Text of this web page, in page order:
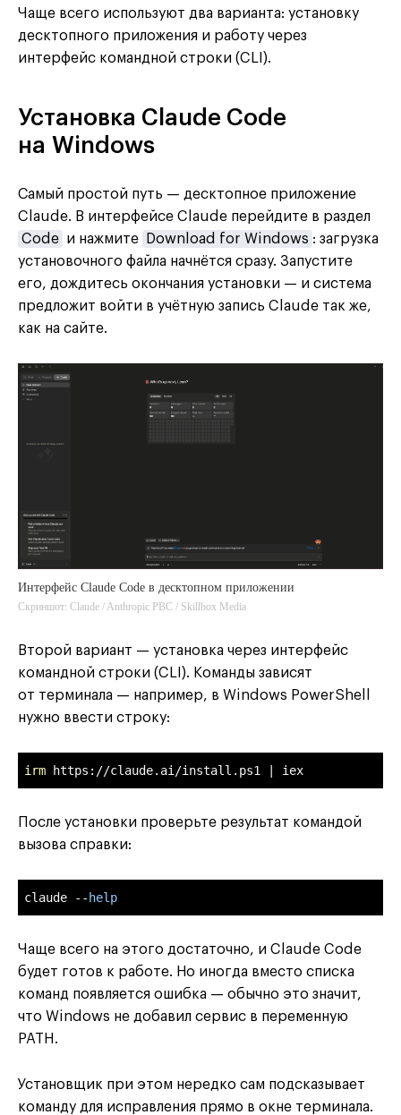
Чаще всего используют два варианта: установку
десктопного приложения и работу через
интерфейс командной строки (CLI).
Установка Claude Code
на Windows
Самый простой путь — десктопное приложение
Claude. В интерфейсе Claude перейдите в раздел
Code и нажмите Download for Windows : загрузка
установочного файла начнётся сразу. Запустите
его, дождитесь окончания установки — и система
предложит войти в учётную запись Claude так же,
как на сайте.
Интерфейс Claude Code в десктопном приложении
Скриншот: Claude / Anthropic PBC / Skillbox Media
Второй вариант — установка через интерфейс
командной строки (CLI). Команды зависят
от терминала — например, в Windows PowerShell
нужно ввести строку:
irm https://claude.ai/install.ps1 | iex
После установки проверьте результат командой
вызова справки:
claude -- help
Чаще всего на этого достаточно, и Claude Code
будет готов к работе. Но иногда вместо списка
команд появляется ошибка — обычно это значит,
что Windows не добавил сервис в переменную
PATH.
Установщик при этом нередко сам подсказывает
команду для исправления прямо в окне терминала.